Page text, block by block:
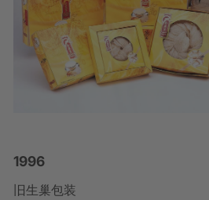
1996
旧生巢包装